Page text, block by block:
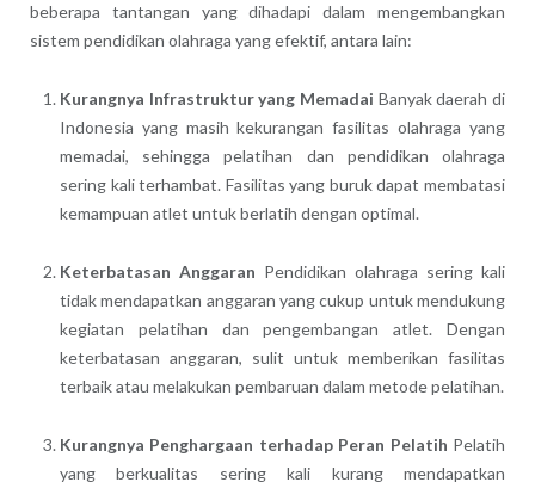
beberapa tantangan yang dihadapi dalam mengembangkan
sistem pendidikan olahraga yang efektif, antara lain:
Kurangnya Infrastruktur yang Memadai Banyak daerah di
Indonesia yang masih kekurangan fasilitas olahraga yang
memadai, sehingga pelatihan dan pendidikan olahraga
sering kali terhambat. Fasilitas yang buruk dapat membatasi
kemampuan atlet untuk berlatih dengan optimal.
Keterbatasan Anggaran Pendidikan olahraga sering kali
tidak mendapatkan anggaran yang cukup untuk mendukung
kegiatan pelatihan dan pengembangan atlet. Dengan
keterbatasan anggaran, sulit untuk memberikan fasilitas
terbaik atau melakukan pembaruan dalam metode pelatihan.
Kurangnya Penghargaan terhadap Peran Pelatih Pelatih
yang berkualitas sering kali kurang mendapatkan